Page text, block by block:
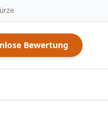
Bewertung